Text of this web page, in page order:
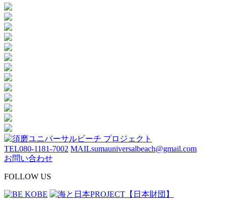
TEL080-1181-7002 MAILsumauniversalbeach@gmail.com
お問い合わせ
FOLLOW US